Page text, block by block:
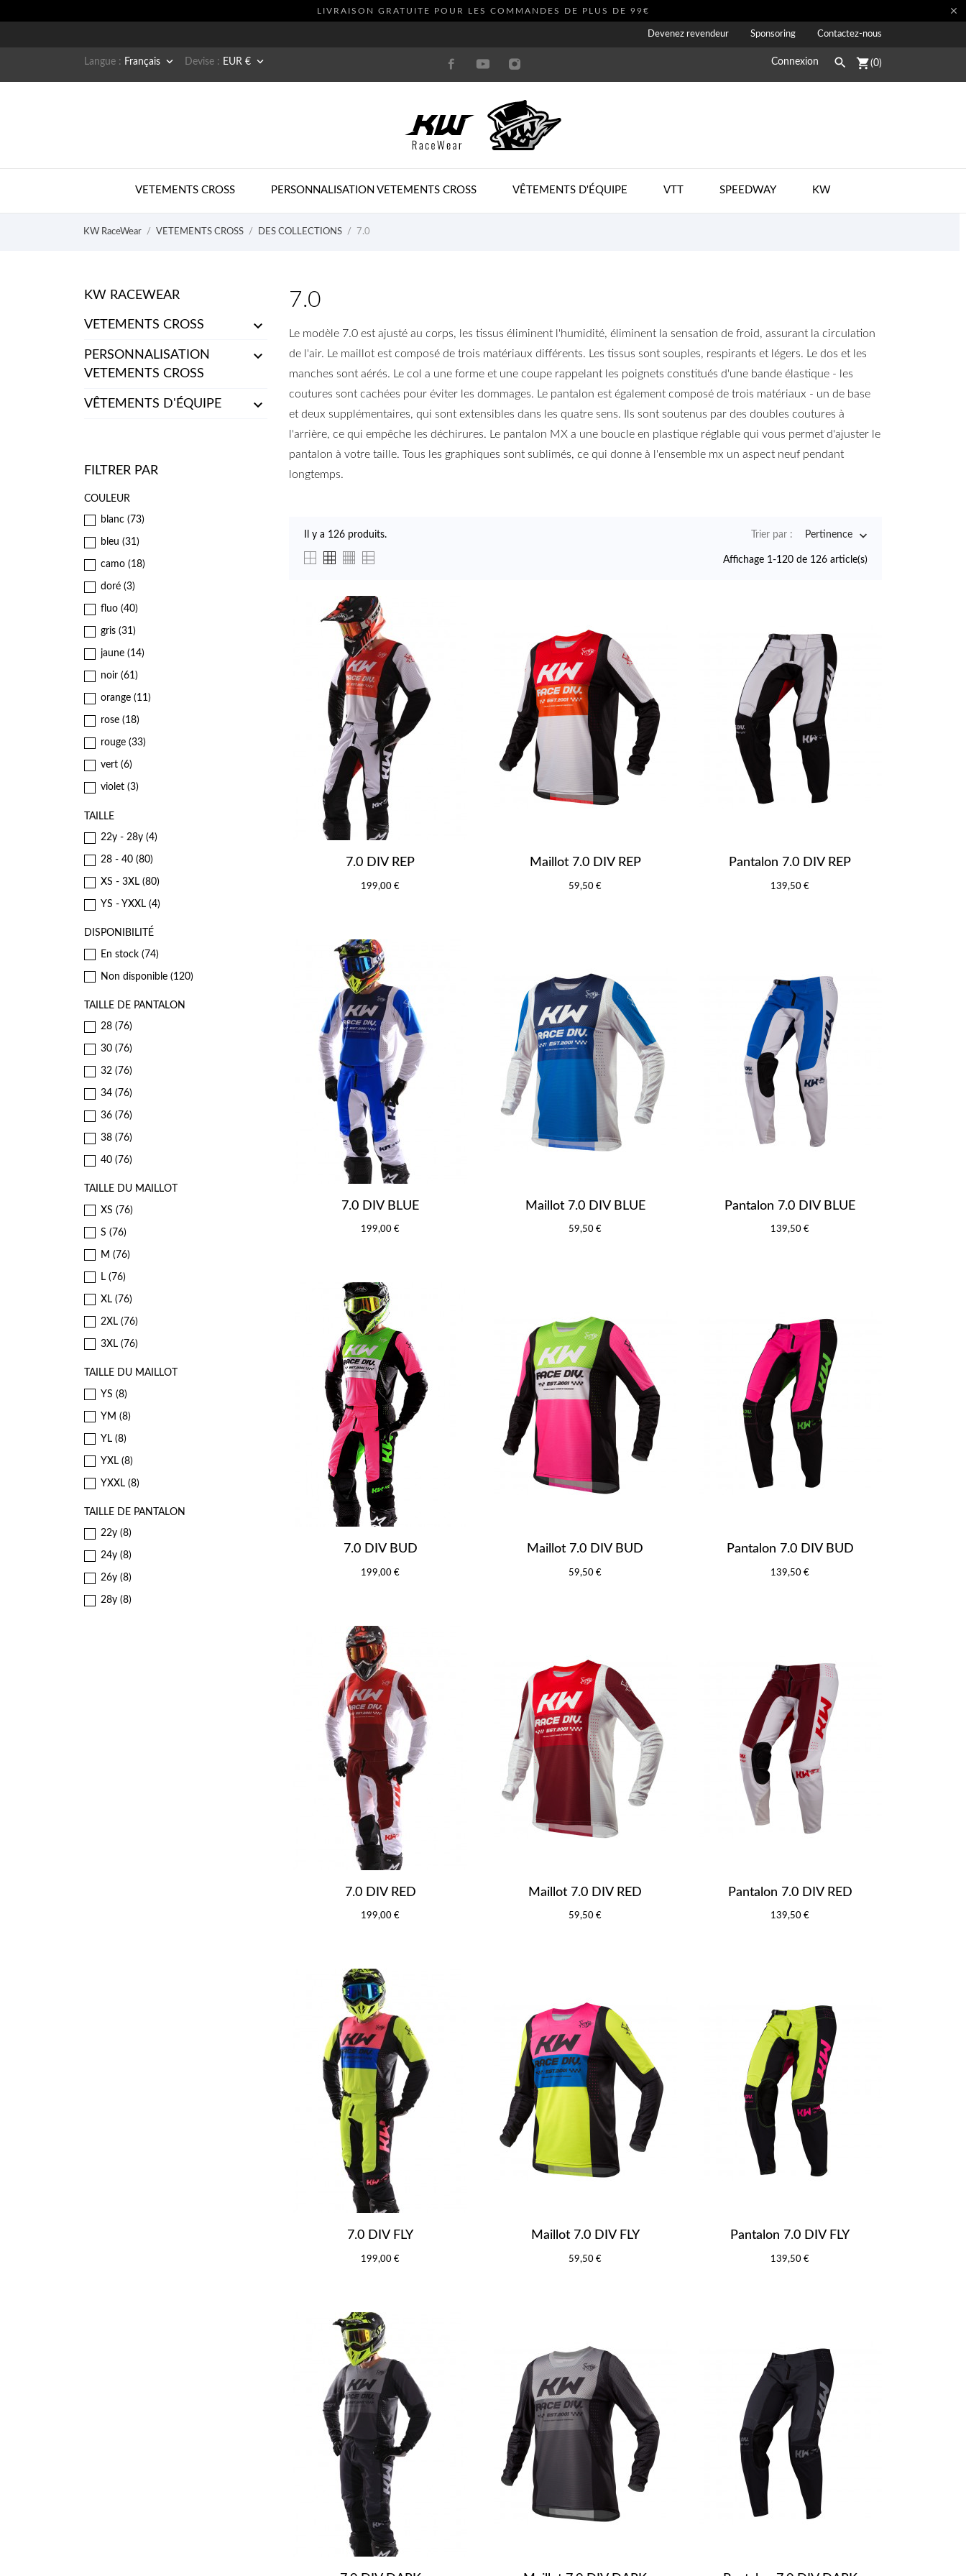
LIVRAISON GRATUITE POUR LES COMMANDES DE PLUS DE 99€ 
Devenez revendeur Sponsoring Contactez-nous
Langue : Français  Devise : EUR €  Connexion  shopping_cart(0)
VETEMENTS CROSS PERSONNALISATION VETEMENTS CROSS VÊTEMENTS D'ÉQUIPE VTT SPEEDWAY KW
KW RaceWear VETEMENTS CROSS DES COLLECTIONS 7.0
KW RACEWEAR
VETEMENTS CROSS 
PERSONNALISATION
VETEMENTS CROSS

VÊTEMENTS D'ÉQUIPE 
FILTRER PAR
COULEUR
blanc (73)
bleu (31)
camo (18)
doré (3)
fluo (40)
gris (31)
jaune (14)
noir (61)
orange (11)
rose (18)
rouge (33)
vert (6)
violet (3)
TAILLE
22y - 28y (4)
28 - 40 (80)
XS - 3XL (80)
YS - YXXL (4)
DISPONIBILITÉ
En stock (74)
Non disponible (120)
TAILLE DE PANTALON
28 (76)
30 (76)
32 (76)
34 (76)
36 (76)
38 (76)
40 (76)
TAILLE DU MAILLOT
XS (76)
S (76)
M (76)
L (76)
XL (76)
2XL (76)
3XL (76)
TAILLE DU MAILLOT
YS (8)
YM (8)
YL (8)
YXL (8)
YXXL (8)
TAILLE DE PANTALON
22y (8)
24y (8)
26y (8)
28y (8)
7.0
Le modèle 7.0 est ajusté au corps, les tissus éliminent l'humidité, éliminent la sensation de froid, assurant la circulation
de l'air. Le maillot est composé de trois matériaux différents. Les tissus sont souples, respirants et légers. Le dos et les
manches sont aérés. Le col a une forme et une coupe rappelant les poignets constitués d'une bande élastique - les
coutures sont cachées pour éviter les dommages. Le pantalon est également composé de trois matériaux - un de base
et deux supplémentaires, qui sont extensibles dans les quatre sens. Ils sont soutenus par des doubles coutures à
l'arrière, ce qui empêche les déchirures. Le pantalon MX a une boucle en plastique réglable qui vous permet d'ajuster le
pantalon à votre taille. Tous les graphiques sont sublimés, ce qui donne à l'ensemble mx un aspect neuf pendant
longtemps.
Il y a 126 produits. Trier par : Pertinence 
Affichage 1-120 de 126 article(s)
7.0 DIV REP
199,00 €
Maillot 7.0 DIV REP
59,50 €
Pantalon 7.0 DIV REP
139,50 €
7.0 DIV BLUE
199,00 €
Maillot 7.0 DIV BLUE
59,50 €
Pantalon 7.0 DIV BLUE
139,50 €
7.0 DIV BUD
199,00 €
Maillot 7.0 DIV BUD
59,50 €
Pantalon 7.0 DIV BUD
139,50 €
7.0 DIV RED
199,00 €
Maillot 7.0 DIV RED
59,50 €
Pantalon 7.0 DIV RED
139,50 €
7.0 DIV FLY
199,00 €
Maillot 7.0 DIV FLY
59,50 €
Pantalon 7.0 DIV FLY
139,50 €